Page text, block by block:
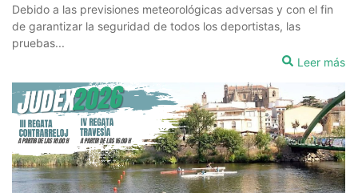
Debido a las previsiones meteorológicas adversas y con el fin
de garantizar la seguridad de todos los deportistas, las
pruebas...
Leer más